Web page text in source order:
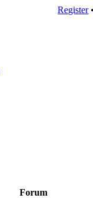
Register
Forum